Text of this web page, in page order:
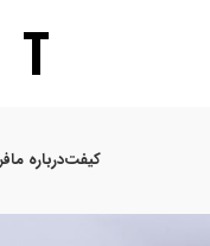
کیفتدرباره ما